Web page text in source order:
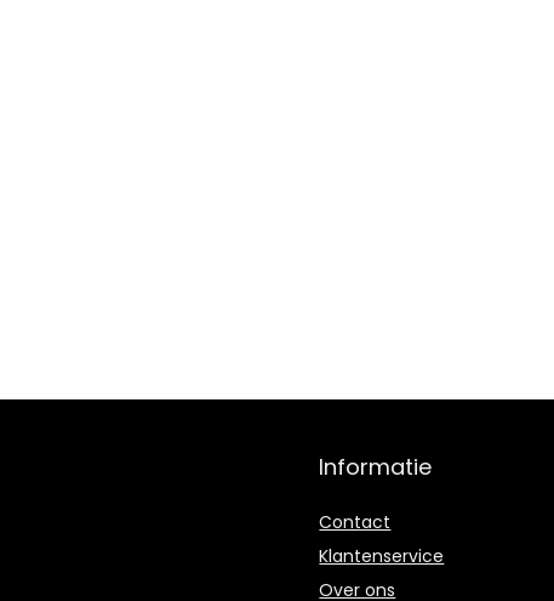
Informatie
Contact
Klantenservice
Over ons